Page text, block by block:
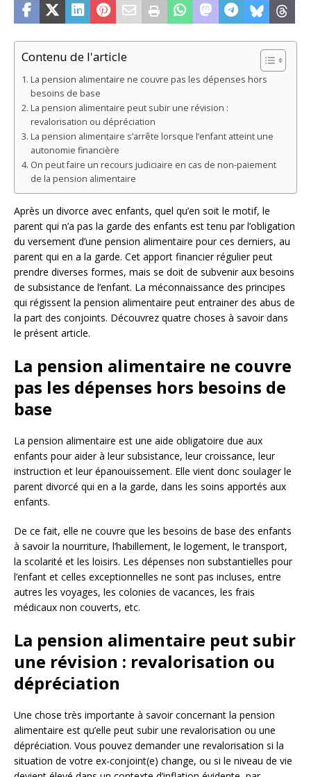
Contenu de l'article
La pension alimentaire ne couvre pas les dépenses hors
besoins de base
La pension alimentaire peut subir une révision :
revalorisation ou dépréciation
La pension alimentaire s’arrête lorsque l’enfant atteint une
autonomie financière
On peut faire un recours judiciaire en cas de non-paiement
de la pension alimentaire
Après un divorce avec enfants, quel qu’en soit le motif, le
parent qui n’a pas la garde des enfants est tenu par l’obligation
du versement d’une pension alimentaire pour ces derniers, au
parent qui en a la garde. Cet apport financier régulier peut
prendre diverses formes, mais se doit de subvenir aux besoins
de subsistance de l’enfant. La méconnaissance des principes
qui régissent la pension alimentaire peut entrainer des abus de
la part des conjoints. Découvrez quatre choses à savoir dans
le présent article.
La pension alimentaire ne couvre
pas les dépenses hors besoins de
base
La pension alimentaire est une aide obligatoire due aux
enfants pour aider à leur subsistance, leur croissance, leur
instruction et leur épanouissement. Elle vient donc soulager le
parent divorcé qui en a la garde, dans les soins apportés aux
enfants.
De ce fait, elle ne couvre que les besoins de base des enfants
à savoir la nourriture, l’habillement, le logement, le transport,
la scolarité et les loisirs. Les dépenses non substantielles pour
l’enfant et celles exceptionnelles ne sont pas incluses, entre
autres les voyages, les colonies de vacances, les frais
médicaux non couverts, etc.
La pension alimentaire peut subir
une révision : revalorisation ou
dépréciation
Une chose très importante à savoir concernant la pension
alimentaire est qu’elle peut subir une revalorisation ou une
dépréciation. Vous pouvez demander une revalorisation si la
situation de votre ex-conjoint(e) change, ou si le niveau de vie